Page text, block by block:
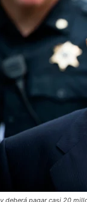
deberá pagar casi 20